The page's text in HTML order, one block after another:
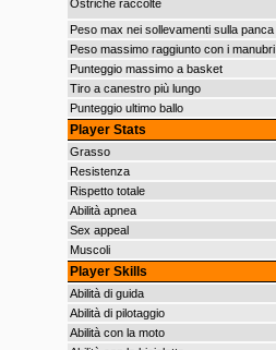
Ostriche raccolte
Peso max nei sollevamenti sulla panca
Peso massimo raggiunto con i manubri
Punteggio massimo a basket
Tiro a canestro più lungo
Punteggio ultimo ballo
Player Stats
Grasso
Resistenza
Rispetto totale
Abilità apnea
Sex appeal
Muscoli
Player Skills
Abilità di guida
Abilità di pilotaggio
Abilità con la moto